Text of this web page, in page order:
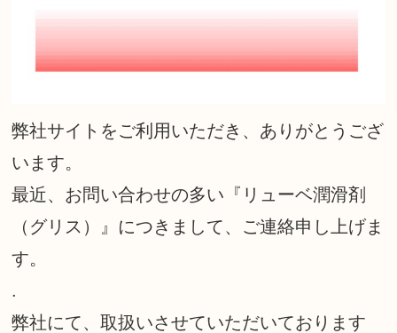
弊社サイトをご利用いただき、ありがとうござ
います。
最近、お問い合わせの多い『リューベ潤滑剤
（グリス）』につきまして、ご連絡申し上げま
す。
.
弊社にて、取扱いさせていただいております